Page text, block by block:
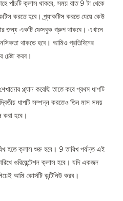
পাঁচটি ক্লাস থাকবে, সময় রাত 9 টা থেকে
করতে হবে। প্র্যাকটিস করতে যেয়ে কেউ
জন্য একটি ফেসবুক গ্রুপ থাকবে। এখানে
থাকতে হবে। আমিও প্রতিদিনের
চেষ্টা করব।
প্ল্যান করেছি তাতে করে প্রথম ধাপটি
ধাপটি সম্পন্ন করতেও তিন মাস সময়
করা হবে।
হতে ক্লাস শুরু হবে। 9 তারিখ পর্যন্ত এই
ওরিয়েন্টেশন ক্লাস হবে। যদি একজন
আমি কোর্সটি কন্টিনিউ করব।